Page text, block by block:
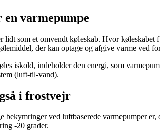
en varmepumpe
lidt som et omvendt køleskab. Hvor
der kan optage og afgive varme ved
iskold, indeholder den energi, som
(luft-til-vand).
i frostvejr
bekymringer ved luftbaserede varmepumper
-20 grader.